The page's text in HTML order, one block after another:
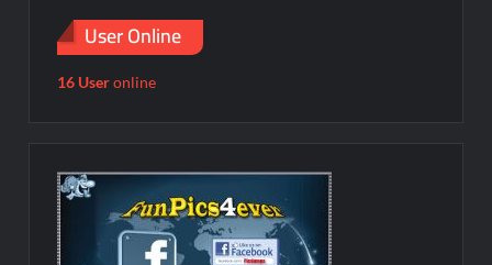
User Online
16 Useronline